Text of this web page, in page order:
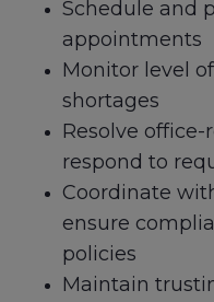
Schedule and
appointments
Monitor level
shortages
Resolve
respond to
Coordinate
ensure
policies
Maintain